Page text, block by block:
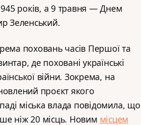
років, а 9 травня — Днем
Зеленський.
поховань часів Першої та
де поховані українські
війни. Зокрема, на
проєкт якого
міська влада повідомила, що
ніж 20 місць. Новим місцем